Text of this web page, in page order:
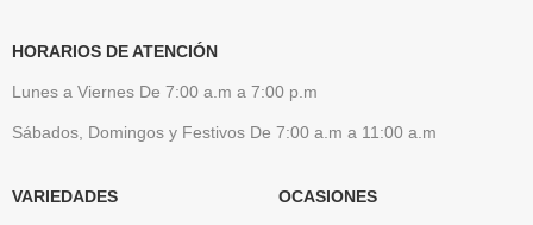
HORARIOS DE ATENCIÓN
Lunes a Viernes De 7:00 a.m a 7:00 p.m
Sábados, Domingos y Festivos De 7:00 a.m a 11:00 a.m
VARIEDADES OCASIONES